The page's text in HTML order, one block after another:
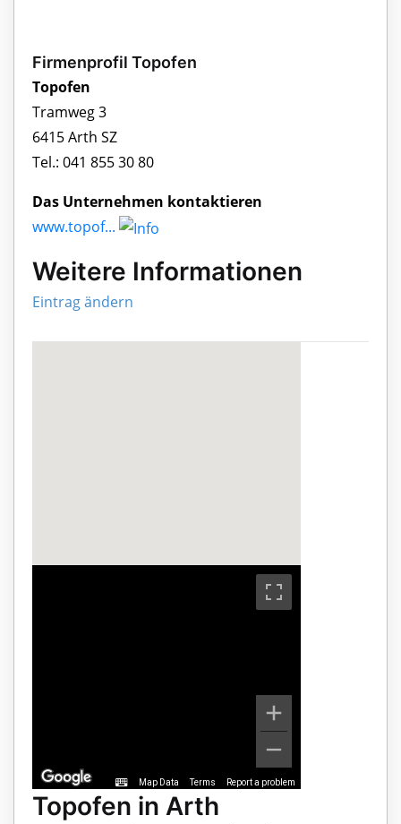
Firmenprofil Topofen
Topofen
Tramweg 3
6415 Arth SZ
Tel.: 041 855 30 80
Das Unternehmen kontaktieren
www.topof...
Weitere Informationen
Eintrag ändern
Map Data Terms Report a problem
Topofen in Arth